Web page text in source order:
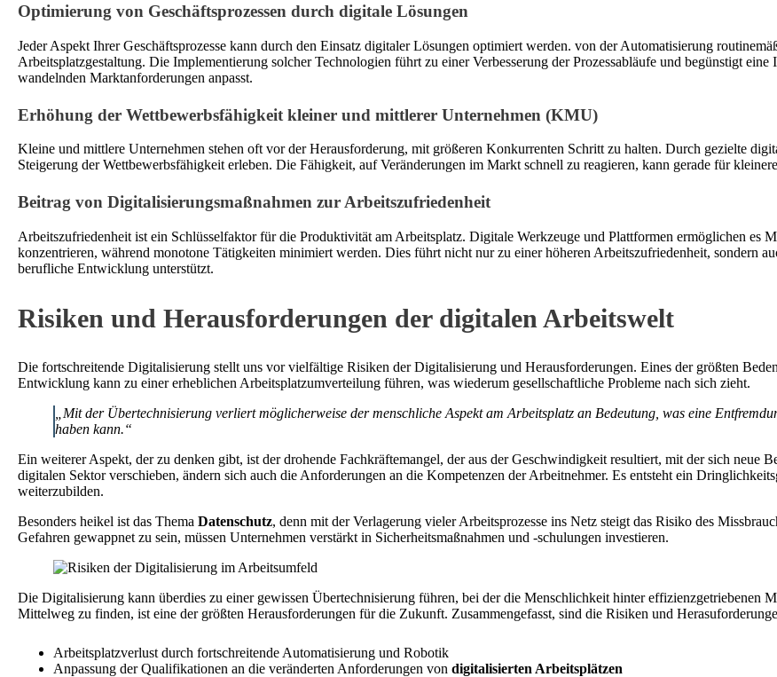
Optimierung von Geschäftsprozessen durch digitale Lösungen
Jeder Aspekt Ihrer Geschäftsprozesse kann durch den Einsatz digitaler Lösungen optimiert werden. von der Automatisierung
Arbeitsplatzgestaltung. Die Implementierung solcher Technologien führt zu einer Verbesserung der Prozessabläufe und begünstigt
wandelnden Marktanforderungen anpasst.
Erhöhung der Wettbewerbsfähigkeit kleiner und mittlerer Unternehmen (KMU)
Kleine und mittlere Unternehmen stehen oft vor der Herausforderung, mit größeren Konkurrenten Schritt zu halten. Durch gezielte
Steigerung der Wettbewerbsfähigkeit erleben. Die Fähigkeit, auf Veränderungen im Markt schnell zu reagieren, kann gerade für
Beitrag von Digitalisierungsmaßnahmen zur Arbeitszufriedenheit
Arbeitszufriedenheit ist ein Schlüsselfaktor für die Produktivität am Arbeitsplatz. Digitale Werkzeuge und Plattformen ermöglichen es
konzentrieren, während monotone Tätigkeiten minimiert werden. Dies führt nicht nur zu einer höheren Arbeitszufriedenheit, sondern
berufliche Entwicklung unterstützt.
Risiken und Herausforderungen der digitalen Arbeitswelt
Die fortschreitende Digitalisierung stellt uns vor vielfältige Risiken der Digitalisierung und Herausforderungen. Eines der größten
Entwicklung kann zu einer erheblichen Arbeitsplatzumverteilung führen, was wiederum gesellschaftliche Probleme nach sich zieht.
„Mit der Übertechnisierung verliert möglicherweise der menschliche Aspekt am Arbeitsplatz an Bedeutung, was eine
haben kann.“
Ein weiterer Aspekt, der zu denken gibt, ist der drohende Fachkräftemangel, der aus der Geschwindigkeit resultiert, mit der sich neue
digitalen Sektor verschieben, ändern sich auch die Anforderungen an die Kompetenzen der Arbeitnehmer. Es entsteht ein
weiterzubilden.
Besonders heikel ist das Thema Datenschutz, denn mit der Verlagerung vieler Arbeitsprozesse ins Netz steigt das Risiko des
Gefahren gewappnet zu sein, müssen Unternehmen verstärkt in Sicherheitsmaßnahmen und -schulungen investieren.
Die Digitalisierung kann überdies zu einer gewissen Übertechnisierung führen, bei der die Menschlichkeit hinter effizienzgetriebenen
Mittelweg zu finden, ist eine der größten Herausforderungen für die Zukunft. Zusammengefasst, sind die Risiken und
Arbeitsplatzverlust durch fortschreitende Automatisierung und Robotik
Anpassung der Qualifikationen an die veränderten Anforderungen von digitalisierten Arbeitsplätzen